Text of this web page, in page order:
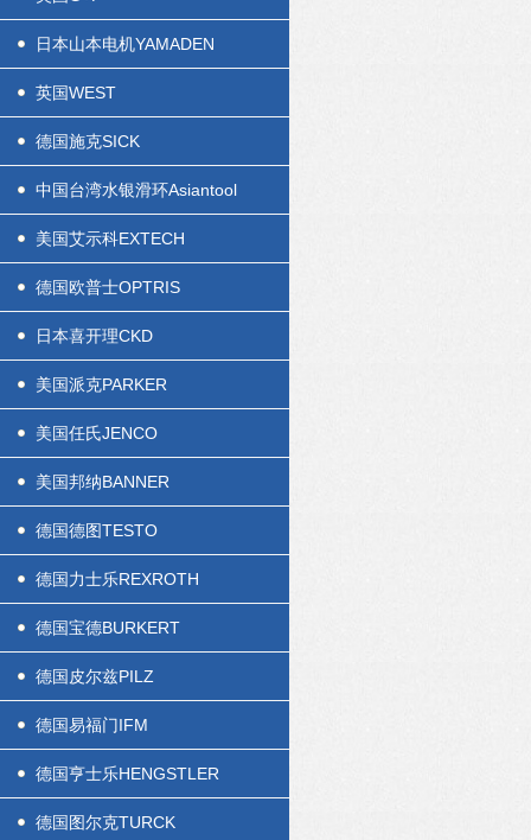
日本山本电机YAMADEN
英国WEST
德国施克SICK
中国台湾水银滑环Asiantool
美国艾示科EXTECH
德国欧普士OPTRIS
日本喜开理CKD
美国派克PARKER
美国任氏JENCO
美国邦纳BANNER
德国德图TESTO
德国力士乐REXROTH
德国宝德BURKERT
德国皮尔兹PILZ
德国易福门IFM
德国亨士乐HENGSTLER
德国图尔克TURCK